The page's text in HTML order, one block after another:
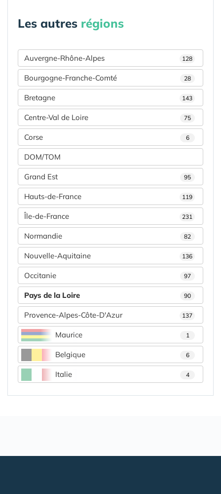
Les autres régions
Auvergne-Rhône-Alpes 128
Bourgogne-Franche-Comté 28
Bretagne 143
Centre-Val de Loire 75
Corse 6
DOM/TOM
Grand Est 95
Hauts-de-France 119
Île-de-France 231
Normandie 82
Nouvelle-Aquitaine 136
Occitanie 97
Pays de la Loire 90
Provence-Alpes-Côte-D'Azur 137
Maurice 1
Belgique 6
Italie 4